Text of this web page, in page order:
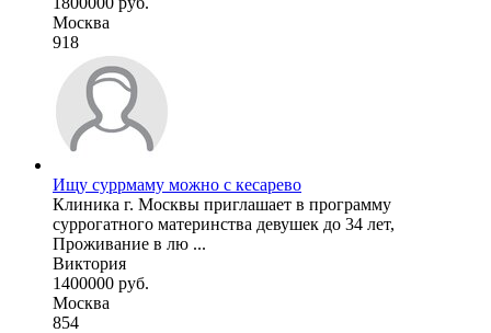
Москва
918
Ищу суррмаму можно с кесарево
Клиника г. Москвы приглашает в программу
суррогатного материнства девушек до 34 лет,
Проживание в лю ...
Виктория
1400000 руб.
Москва
854